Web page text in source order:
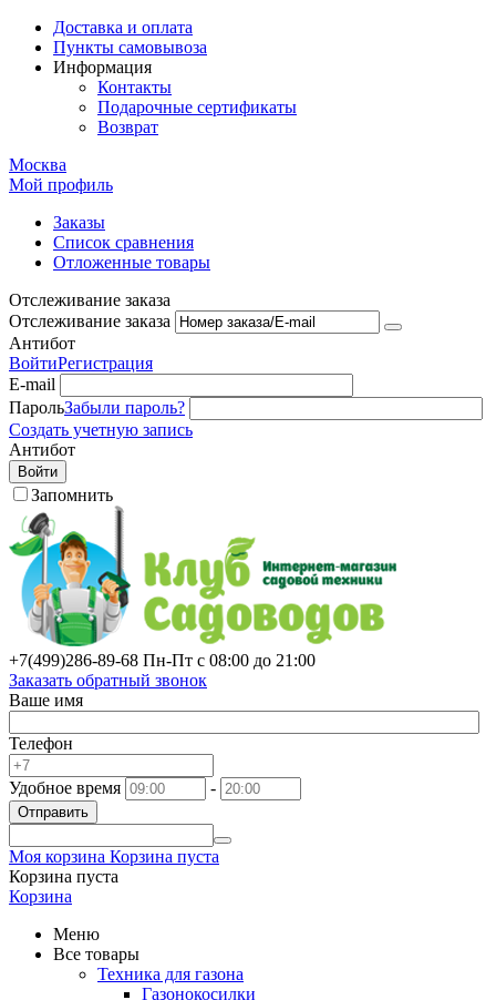
Доставка и оплата
Пункты самовывоза
Информация
Контакты
Подарочные сертификаты
Возврат
Москва
Мой профиль
Заказы
Список сравнения
Отложенные товары
Отслеживание заказа
Отслеживание заказа
Антибот
ВойтиРегистрация
E-mail
ПарольЗабыли пароль?
Создать учетную запись
Антибот
Войти
Запомнить
+7(499)286-89-68 Пн-Пт с 08:00 до 21:00
Заказать обратный звонок
Ваше имя
Телефон
Удобное время -
Отправить
Моя корзина Корзина пуста
Корзина пуста
Корзина
Меню
Все товары
Техника для газона
Газонокосилки